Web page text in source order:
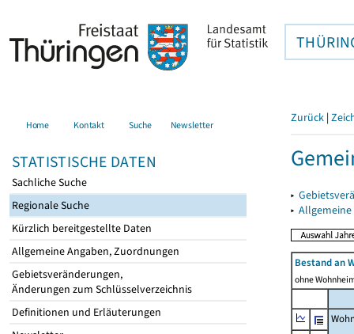
Home Kontakt Suche Newsletter
STATISTISCHE DATEN
Sachliche Suche
Regionale Suche
Kürzlich bereitgestellte Daten
Allgemeine Angaben, Zuordnungen
Gebietsveränderungen,
Änderungen zum Schlüsselverzeichnis
Definitionen und Erläuterungen
Zurück |
▸
▸
Bestand an
ohne